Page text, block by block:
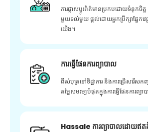
ការផ្លាស់ប្តូរព័ត៌មានប្រកបដោយទំនុកចិ
មួយទល់មួយ ផ្តល់ដោយអ្នកប្រឹក្សាផ្នែកវេ
យើង។
ការធ្វើផែនការព្យាបាល
ពីសំបុត្រទៅទិដ្ឋាការ និងការជ្រើសរើសក
តម្លៃសមរម្យបំផុតក្នុងការធ្វើផែនការព្យា
Hassale ការព្យាបាលដោយឥតគិ